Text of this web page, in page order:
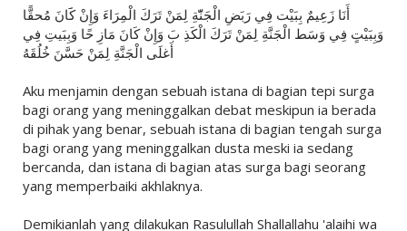
أَنَا زَعِيمٌ بِبَيْت فِي رَبَضِ الْجَنّّةِ لِمَنْ تَرَكَ الْمِرَاءَ وَإِنْ كََانَ مُحقًّا
وَبِبَيْتٍ فِي وَسَط الْجَنَّةِ لِمَنْ تَرَكَ الْكَذِ بَ وَإِنْ كَانَ مَازِ حًا وَبِبَيتِ فِي
أَغلَى الْجَنَّةِ لِمَنْ حَسَّنَ خُلُقَهُ
Aku menjamin dengan sebuah istana di bagian tepi surga
bagi orang yang meninggalkan debat meskipun ia berada
di pihak yang benar, sebuah istana di bagian tengah surga
bagi orang yang meninggalkan dusta meski ia sedang
bercanda, dan istana di bagian atas surga bagi seorang
yang memperbaiki akhlaknya.
Demikianlah yang dilakukan Rasulullah Shallallahu 'alaihi wa